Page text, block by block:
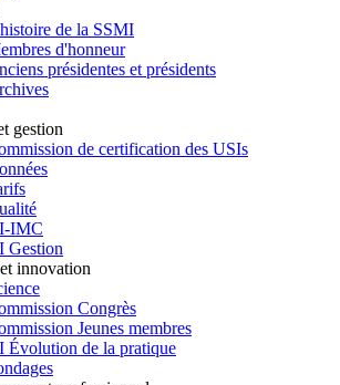
de la SSMI
d'honneur
présidentes et présidents
gestion
de certification des USIs
IMC
Gestion
innovation
Congrès
Jeunes membres
Évolution de la pratique